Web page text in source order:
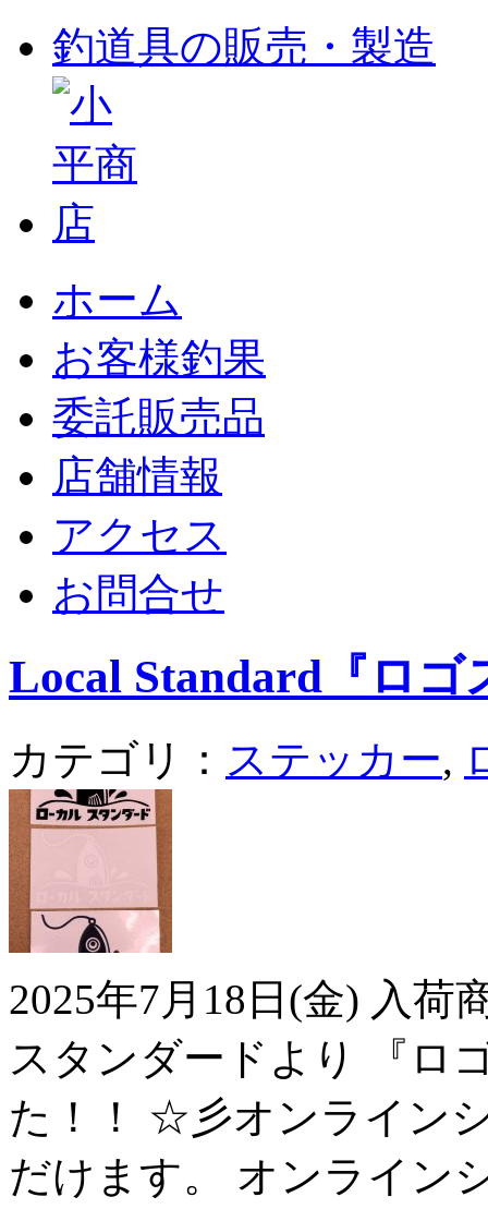
釣道具の販売・製造
ホーム
お客様釣果
委託販売品
店舗情報
アクセス
お問合せ
Local Standard『ロゴ
カテゴリ： ステッカー,
2025年7月18日(金) 入荷
スタンダードより 『ロ
た！！ ☆彡オンライン
だけます。 オンライン